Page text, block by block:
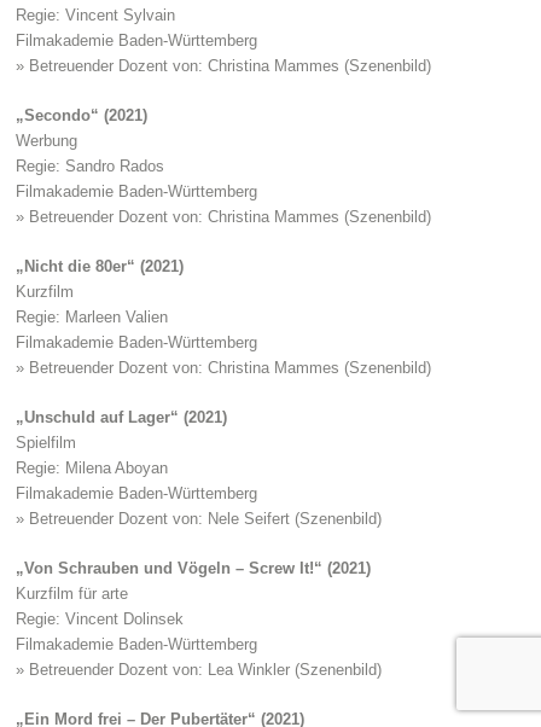
Regie: Vincent Sylvain
Filmakademie Baden-Württemberg
» Betreuender Dozent von: Christina Mammes (Szenenbild)
„Secondo“ (2021)
Werbung
Regie: Sandro Rados
Filmakademie Baden-Württemberg
» Betreuender Dozent von: Christina Mammes (Szenenbild)
„Nicht die 80er“ (2021)
Kurzfilm
Regie: Marleen Valien
Filmakademie Baden-Württemberg
» Betreuender Dozent von: Christina Mammes (Szenenbild)
„Unschuld auf Lager“ (2021)
Spielfilm
Regie: Milena Aboyan
Filmakademie Baden-Württemberg
» Betreuender Dozent von: Nele Seifert (Szenenbild)
„Von Schrauben und Vögeln – Screw It!“ (2021)
Kurzfilm für arte
Regie: Vincent Dolinsek
Filmakademie Baden-Württemberg
» Betreuender Dozent von: Lea Winkler (Szenenbild)
„Ein Mord frei – Der Pubertäter“ (2021)